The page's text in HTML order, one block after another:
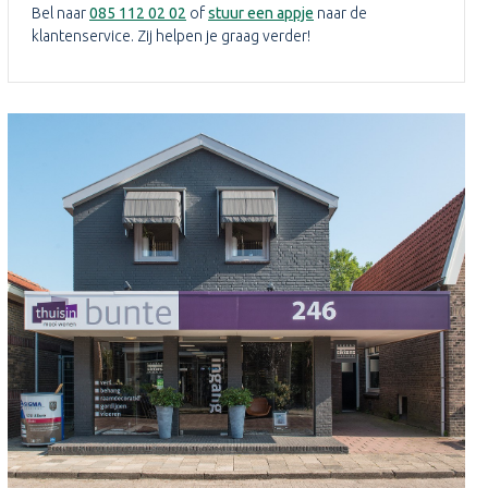
Bel naar085 112 02 02 ofstuur een appje naar de
klantenservice. Zij helpen je graag verder!